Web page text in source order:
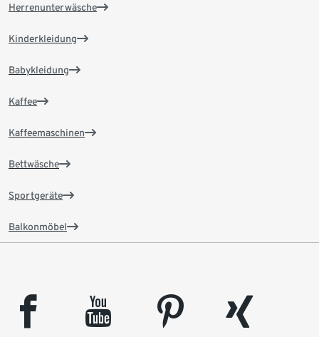
Herrenunterwäsche
Kinderkleidung
Babykleidung
Kaffee
Kaffeemaschinen
Bettwäsche
Sportgeräte
Balkonmöbel
facebook youtube pinterest
xing